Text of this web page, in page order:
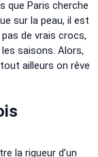
que Paris cherche
sur la peau, il est
pas de vrais crocs,
saisons. Alors,
ailleurs on rêve
la rigueur d’un